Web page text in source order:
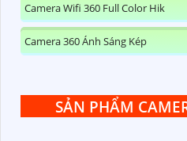
Camera Wifi 360 Full Color Hik
Camera 360 Ánh Sáng Kép
SẢN PHẨM